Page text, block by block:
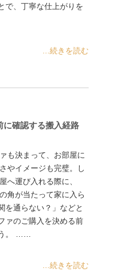
で、丁寧な仕上がりを
...続きを読む
に確認する搬入経路
も決まって、お部屋に
やイメージも完璧。し
へ運び入れる際に、
角が当たって家に入ら
を通らない？」などと
ァのご購入を決める前
。 ……
...続きを読む